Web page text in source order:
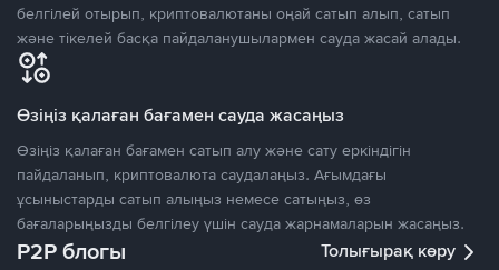
белгілей отырып, криптовалютаны оңай сатып алып, сатып
және тікелей басқа пайдаланушылармен сауда жасай алады.
Өзіңіз қалаған бағамен сауда жасаңыз
Өзіңіз қалаған бағамен сатып алу және сату еркіндігін
пайдаланып, криптовалюта саудалаңыз. Ағымдағы
ұсыныстарды сатып алыңыз немесе сатыңыз, өз
бағаларыңызды белгілеу үшін сауда жарнамаларын жасаңыз.
P2P блогы Толығырақ көру